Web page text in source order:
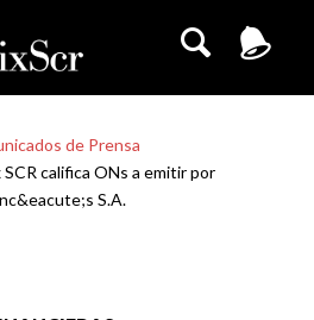
de Prensa
SCR califica ONs a emitir por
S.A.